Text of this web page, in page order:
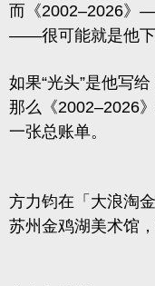
而《2002–2026》
——很可能就是他下
如果“光头”是他写
那么《2002–2026
一张总账单。
方力钧在「大浪淘
苏州金鸡湖美术馆